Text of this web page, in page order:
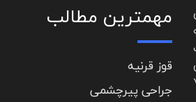
مهمترین مطالب
قوز قرنیه
جراحی پیرچشمی